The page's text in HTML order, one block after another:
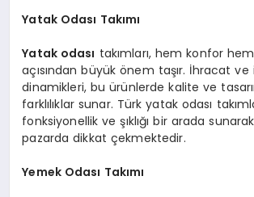
Yatak Odası Takımı
Yatak odası takımları, hem konfor
açısından büyük önem taşır. İhracat
dinamikleri, bu ürünlerde kalite ve
farklılıklar sunar. Türk yatak odası
fonksiyonellik ve şıklığı bir arada
pazarda dikkat çekmektedir.
Yemek Odası Takımı